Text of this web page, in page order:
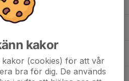
kakor
kakor (cookies) för att vår
bra för dig. De används